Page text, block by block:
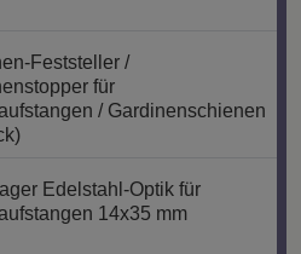
Feststeller /
für
/ Gardinenschienen
Edelstahl-Optik für
14x35 mm